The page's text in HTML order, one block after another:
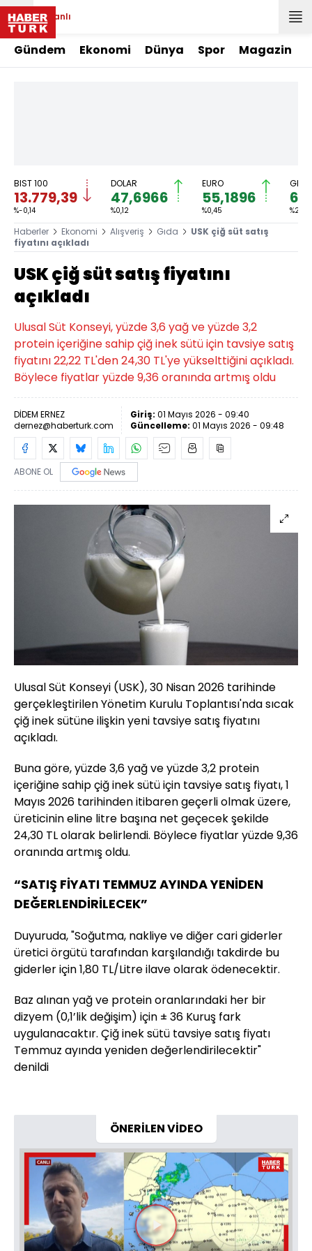
Canlı
Gündem Ekonomi Dünya Spor Magazin
BIST 100
13.779,39
%-0,14
DOLAR
47,6966
%0,12
EURO
55,1896
%0,45 %2,59
Haberler Ekonomi Alışveriş Gıda
USK çiğ süt satış
fiyatını açıkladı
USK çiğ süt satış fiyatını
açıkladı
Ulusal Süt Konseyi, yüzde 3,6 yağ ve yüzde 3,2
protein içeriğine sahip çiğ inek sütü için tavsiye satış
fiyatını 22,22 TL'den 24,30 TL'ye yükselttiğini açıkladı.
Böylece fiyatlar yüzde 9,36 oranında artmış oldu
DİDEM ERNEZ
dernez@haberturk.com
Giriş: 01 Mayıs 2026 - 09:40
Güncelleme: 01 Mayıs 2026 - 09:48
ABONE OL
Ulusal Süt Konseyi (USK), 30 Nisan 2026 tarihinde
gerçekleştirilen Yönetim Kurulu Toplantısı'nda sıcak
çiğ inek sütüne ilişkin yeni tavsiye satış fiyatını
açıkladı.
Buna göre, yüzde 3,6 yağ ve yüzde 3,2 protein
içeriğine sahip çiğ inek sütü için tavsiye satış fiyatı, 1
Mayıs 2026 tarihinden itibaren geçerli olmak üzere,
üreticinin eline litre başına net geçecek şekilde
24,30 TL olarak belirlendi. Böylece fiyatlar yüzde 9,36
oranında artmış oldu.
“SATIŞ FİYATI TEMMUZ AYINDA YENİDEN
DEĞERLENDİRİLECEK”
Duyuruda, "Soğutma, nakliye ve diğer cari giderler
üretici örgütü tarafından karşılandığı takdirde bu
giderler için 1,80 TL/Litre ilave olarak ödenecektir.
Baz alınan yağ ve protein oranlarındaki her bir
dizyem (0,1’lik değişim) için ± 36 Kuruş fark
uygulanacaktır. Çiğ inek sütü tavsiye satış fiyatı
Temmuz ayında yeniden değerlendirilecektir"
denildi
ÖNERİLEN VİDEO
Videoyu